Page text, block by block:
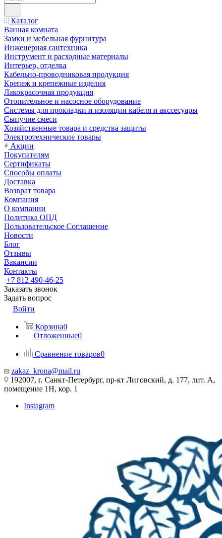
Каталог
Ванная комната
Замки и мебельная фурнитура
Инженерная сантехника
Инструмент и расходные материалы
Интерьер, отделка
Кабельно-проводниковая продукция
Крепеж и крепежные изделия
Лакокрасочная продукция
Отопительное и насосное оборудование
Системы для прокладки и изоляции кабеля и акссесуары
Сыпучие смеси
Хозяйственные товара и средства защиты
Электротехнические товары
Акции
Покупателям
Сертификаты
Способы оплаты
Доставка
Возврат товара
Компания
О компании
Политика ОПД
Пользовательское Соглашение
Новости
Блог
Отзывы
Вакансии
Контакты
+7 812 490-46-25
Заказать звонок
Задать вопрос
Войти
Корзина0
Отложенные0
Сравнение товаров0
zakaz_krona@mail.ru
192007, г. Санкт-Петербург, пр-кт Лиговский, д. 177, лит. А,
помещение 1Н, кор. 1
Instagram